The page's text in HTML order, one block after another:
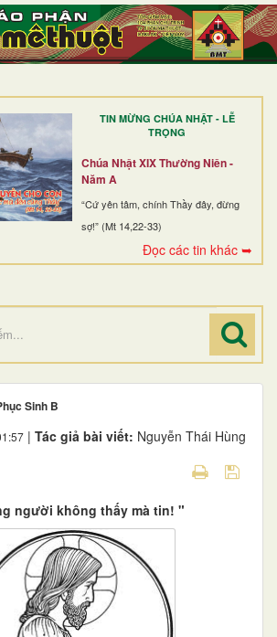
TIN MỪNG CHÚA NHẬT - LỄ
TRỌNG
Chúa Nhật XIX Thường Niên -
Năm A
“Cứ yên tâm, chính Thầy đây, đừng
sợ!” (Mt 14,22-33)
Đọc các tin khác ➥
Sinh B
| Tác giả bài viết: Nguyễn Thái Hùng
người không thấy mà tin! "